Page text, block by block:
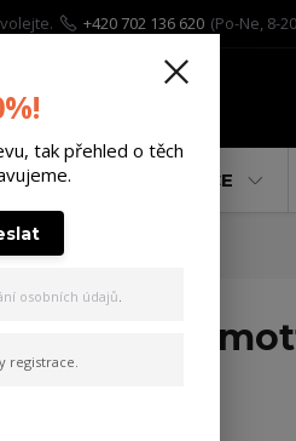
+420 702 136 620 (Po-Ne, 8-
% AKCE
Dress
tak přehled o těch
osobních údajů.
registrace.